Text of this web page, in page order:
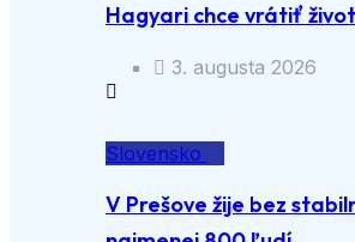
Hagyari chce vrátiť
3. augusta 2026
Slovensko
V Prešove žije bez